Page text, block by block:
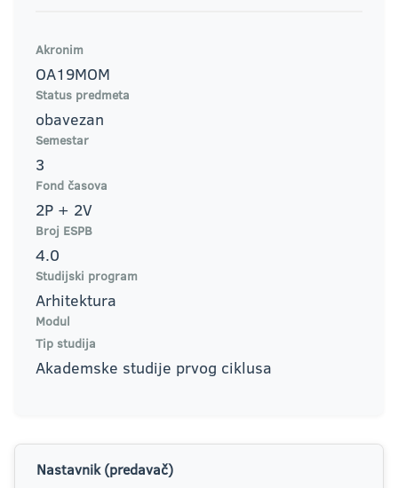
Akronim
OA19MOM
Status predmeta
obavezan
Semestar
3
Fond časova
2P + 2V
Broj ESPB
4.0
Studijski program
Arhitektura
Modul
Tip studija
Akademske studije prvog ciklusa
Nastavnik (predavač)